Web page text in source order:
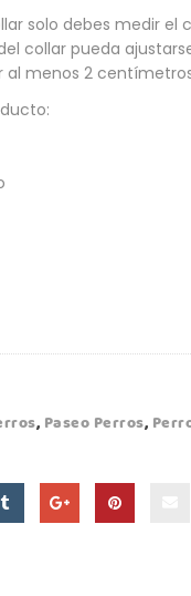
solo debes medir el
collar pueda
al menos 2
, Paseo Perros,